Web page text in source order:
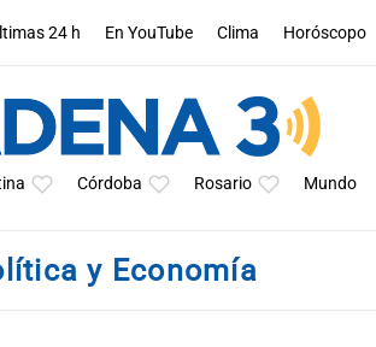
24 h En YouTube Clima Horóscopo
Córdoba Rosario Mundo
y Economía